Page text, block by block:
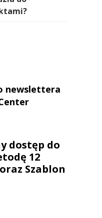
newslettera
dostęp do
12
Szablon